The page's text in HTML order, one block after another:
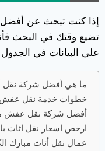
إذا كنت تبحث عن أفضل
تضيع وقتك في البحث
على البيانات في الجدول
ما هي أفضل شركة نقل
خطوات خدمة نقل عفش
أفضل شركة نقل عفش
ارخص اسعار نقل اثاث
عمال نقل أثاث مبارك